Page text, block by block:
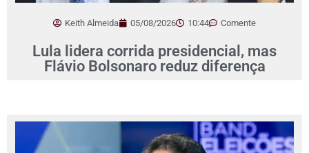
Keith Almeida 05/08/2026 10:44 Comente
Lula lidera corrida presidencial, mas
Flávio Bolsonaro reduz diferença